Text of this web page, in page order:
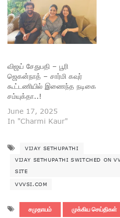
விஜய் சேதுபதி – பூரி
ஜெகன்நாத் – சார்மி கவுர்
கூட்டணியில் இணைந்த நடிகை
சம்யுக்தா..!
June 17, 2025
In "Charmi Kaur"
VIJAY SETHUPATHI
VIJAY SETHUPATHI SWITCHED ON
SITE
VVVSI.COM
சமுதாயம் முக்கிய செய்திகள்